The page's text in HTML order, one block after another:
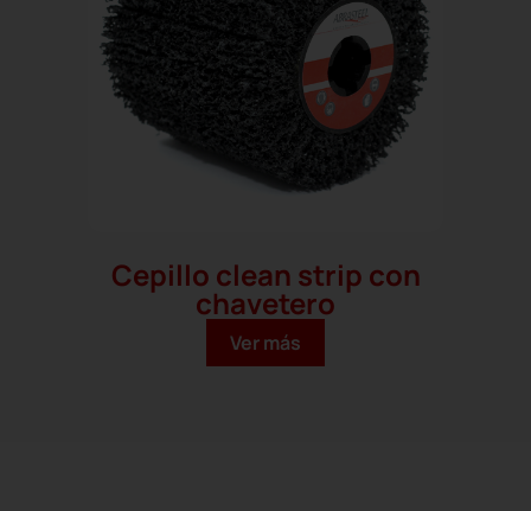
Cepillo clean strip con
chavetero
Ver más